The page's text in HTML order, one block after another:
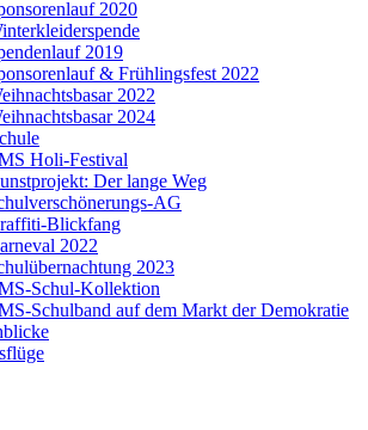
2020
2019
& Frühlingsfest 2022
2022
2024
Holi-Festival
Der lange Weg
AG
Blickfang
2022
2023
Schul-Kollektion
Schulband auf dem Markt der Demokratie